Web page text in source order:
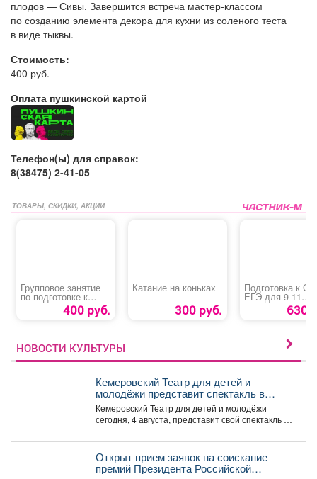
плодов — Сивы. Завершится встреча мастер-классом
по созданию элемента декора для кухни из соленого теста
в виде тыквы.
Стоимость:
400 руб.
Оплата пушкинской картой
Телефон(ы) для справок:
8(38475) 2-41-05
ТОВАРЫ, СКИДКИ, АКЦИИ
Групповое занятие
по подготовке к
школе 400 руб.
Катание на коньках
300 руб.
Подготовка к
ЕГЭ для 9-11
классов 630
НОВОСТИ КУЛЬТУРЫ
Кемеровский Театр для детей и
молодёжи представит спектакль в
Москве
Кемеровский Театр для детей и молодёжи
сегодня, 4 августа, представит свой спектакль на
Открыт прием заявок на соискание
премий Президента Российской